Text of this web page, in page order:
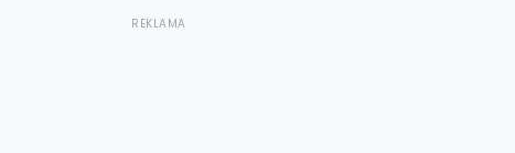
REKLAMA